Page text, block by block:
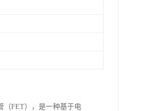
（FET），是一种基于电